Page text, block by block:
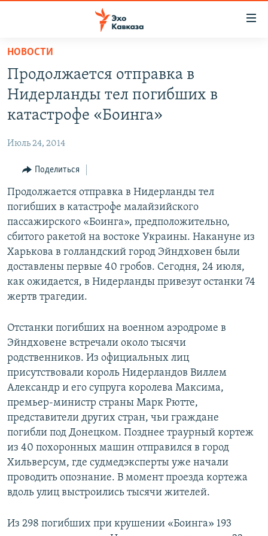
Вернуться
основному
содержанию
главной
Вернутся
поиску
ТБИЛИСИ
СУХУМИ
ВЕСЬ КАВКАЗ
СЕВЕРНЫЙ КАВКАЗ
АРМЕНИЯ
ТЕМЫ
ПОЛИТИКА
ОБЩЕСТВО
КУЛЬТУРА
СПОРТ
МИР
РУБРИКИ
ГОСТЬ НЕДЕЛИ
ПОЗИЦИЯ
БЛОГИ
ГОЛОСА
ВИДЕО
ФОТО
АУДИО
ПОДКАСТЫ
АРХИВ РАДИОПРОГРАММЫ
ПРИСОЕДИНЯЙТЕСЬ!
Все сайты РСЕ/РС
НОВОСТИ
Продолжается отправка в
Нидерланды тел погибших в
катастрофе «Боинга»
Июль 24, 2014
Поделиться
Продолжается отправка в Нидерланды тел
погибших в катастрофе малайзийского
пассажирского «Боинга», предположительно,
сбитого ракетой на востоке Украины. Накануне из
Харькова в голландский город Эйндховен были
доставлены первые 40 гробов. Сегодня, 24 июля,
как ожидается, в Нидерланды привезут останки 74
жертв трагедии.
Отстанки погибших на военном аэродроме в
Эйндховене встречали около тысячи
родственников. Из официальных лиц
присутствовали король Нидерландов Виллем
Александр и его супруга королева Максима,
премьер-министр страны Марк Рютте,
представители других стран, чьи граждане
погибли под Донецком. Позднее траурный кортеж
из 40 похоронных машин отправился в город
Хильверсум, где судмедэксперты уже начали
проводить опознание. В момент проезда кортежа
вдоль улиц выстроились тысячи жителей.
Из 298 погибших при крушении «Боинга» 193